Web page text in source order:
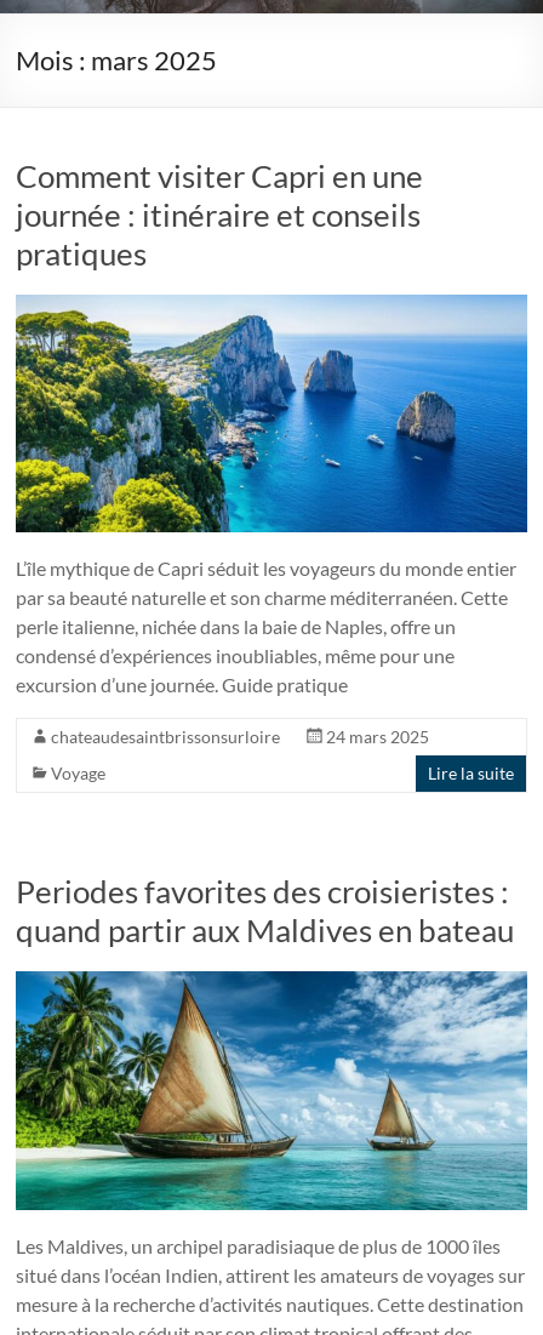
Mois : mars 2025
Comment visiter Capri en une
journée : itinéraire et conseils
pratiques
L’île mythique de Capri séduit les voyageurs du monde entier
par sa beauté naturelle et son charme méditerranéen. Cette
perle italienne, nichée dans la baie de Naples, offre un
condensé d’expériences inoubliables, même pour une
excursion d’une journée. Guide pratique
chateaudesaintbrissonsurloire
24 mars 2025
Voyage
Lire la suite
Periodes favorites des croisieristes :
quand partir aux Maldives en bateau
Les Maldives, un archipel paradisiaque de plus de 1000 îles
situé dans l’océan Indien, attirent les amateurs de voyages sur
mesure à la recherche d’activités nautiques. Cette destination